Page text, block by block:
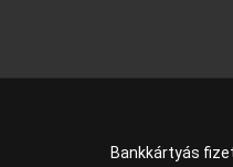
Bankkártyás